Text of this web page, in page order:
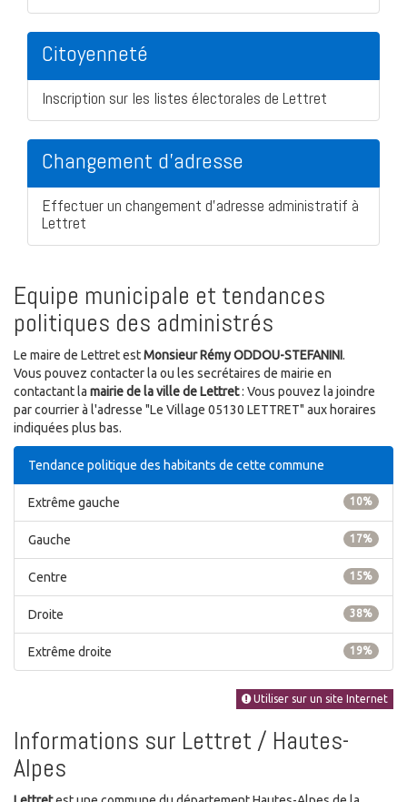
Citoyenneté
Inscription sur les listes électorales de Lettret
Changement d'adresse
Effectuer un changement d'adresse administratif à
Lettret
Equipe municipale et tendances
politiques des administrés
Le maire de Lettret estMonsieur Rémy ODDOU-STEFANINI.
Vous pouvez contacter la ou les secrétaires de mairie en
contactant la mairie de la ville de Lettret: Vous pouvez la joindre
par courrier à l'adresse "Le Village 05130 LETTRET" aux horaires
indiquées plus bas.
Tendance politique des habitants de cette commune
10%
Extrême gauche
17%
Gauche
15%
Centre
38%
Droite
19%
Extrême droite
Utiliser sur un site Internet
Informations sur Lettret / Hautes-
Alpes